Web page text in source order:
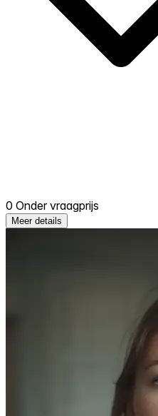
0 Onder vraagprijs
Meer details